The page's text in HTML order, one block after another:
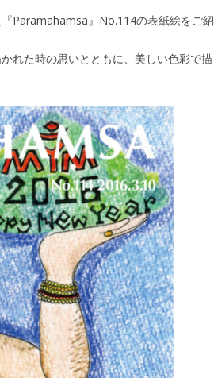
Paramahamsa』No.114の表紙絵をご紹
れた時の思いとともに、美しい色彩で描